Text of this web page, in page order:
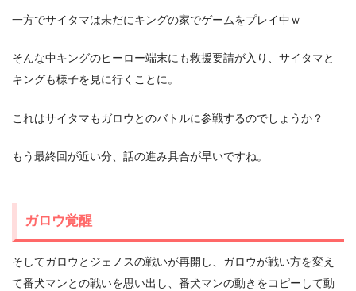
一方でサイタマは未だにキングの家でゲームをプレイ中ｗ
そんな中キングのヒーロー端末にも救援要請が入り、サイタマと
キングも様子を見に行くことに。
これはサイタマもガロウとのバトルに参戦するのでしょうか？
もう最終回が近い分、話の進み具合が早いですね。
ガロウ覚醒
そしてガロウとジェノスの戦いが再開し、ガロウが戦い方を変え
て番犬マンとの戦いを思い出し、番犬マンの動きをコピーして動